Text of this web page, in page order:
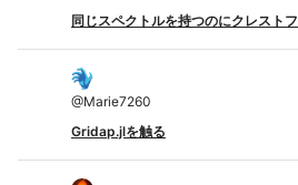
同じスペクトルを持つのにクレスト
@Marie7260
Gridap.jlを触る